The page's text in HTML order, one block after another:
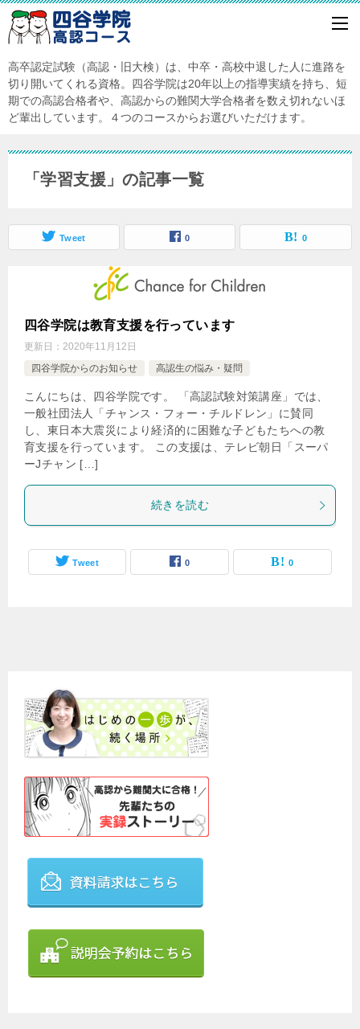
高卒認定試験（高認・旧大検）は、中卒・高校中退した人に進路を
切り開いてくれる資格。四谷学院は20年以上の指導実績を持ち、短
期での高認合格者や、高認からの難関大学合格者を数え切れないほ
ど輩出しています。４つのコースからお選びいただけます。
「学習支援」の記事一覧
Tweet 0 0
四谷学院は教育支援を行っています
更新日： 2020年11月12日
四谷学院からのお知らせ
高認生の悩み・疑問
こんにちは、四谷学院です。 「高認試験対策講座」では、
一般社団法人「チャンス・フォー・チルドレン」に賛同
し、東日本大震災により経済的に困難な子どもたちへの教
育支援を行っています。 この支援は、テレビ朝日「スーパ
ーJチャン […]
続きを読む
Tweet 0 0